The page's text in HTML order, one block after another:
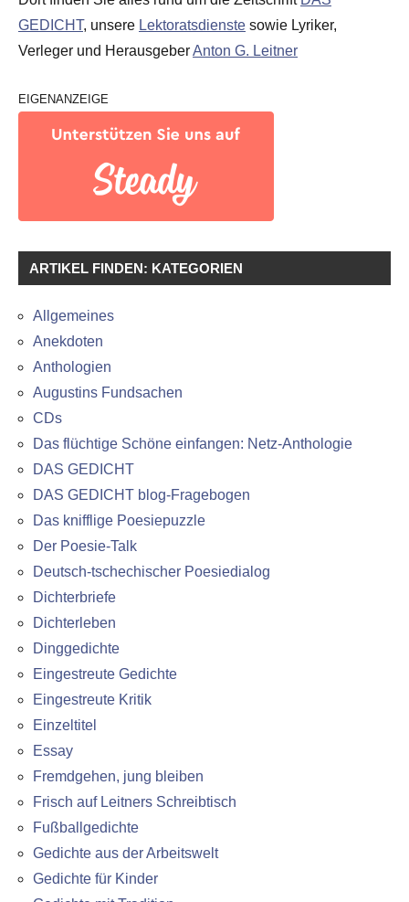
GEDICHT, unsere Lektoratsdienste sowie Lyriker,
Verleger und HerausgeberAnton G. Leitner
EIGENANZEIGE
ARTIKEL FINDEN: KATEGORIEN
Allgemeines
Anekdoten
Anthologien
Augustins Fundsachen
CDs
Das flüchtige Schöne einfangen: Netz-Anthologie
DAS GEDICHT
DAS GEDICHT blog-Fragebogen
Das knifflige Poesiepuzzle
Der Poesie-Talk
Deutsch-tschechischer Poesiedialog
Dichterbriefe
Dichterleben
Dinggedichte
Eingestreute Gedichte
Eingestreute Kritik
Einzeltitel
Essay
Fremdgehen, jung bleiben
Frisch auf Leitners Schreibtisch
Fußballgedichte
Gedichte aus der Arbeitswelt
Gedichte für Kinder